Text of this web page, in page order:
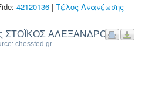
42120136 | Τέλος Ανανέωσης
ΣΤΟΪΚΟΣ ΑΛΕΞΑΝΔΡΟΣ
chessfed.gr